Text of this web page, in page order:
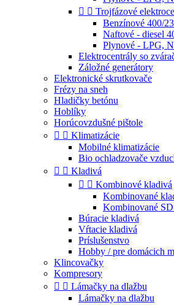
  Trojfázové
Benzínové 400/
Naftové - diesel
Plynové - LPG,
Elektrocentrály so
Záložné generátory
Elektronické skrutkovače
Frézy na sneh
Hladičky betónu
Hoblíky
Horúcovzdušné pištole
  Klimatizácie
Mobilné klimatizácie
Bio ochladzovače
  Kladivá
  Kombinové kladivá
Kombinované
Kombinované
Búracie kladivá
Vŕtacie kladivá
Príslušenstvo
Hobby / pre domácich
Klincovačky
Kompresory
  Lámačky na dlažbu
Lámačky na dlažbu